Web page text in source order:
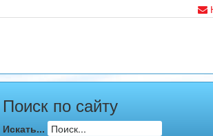
Поиск по сайту
Искать...